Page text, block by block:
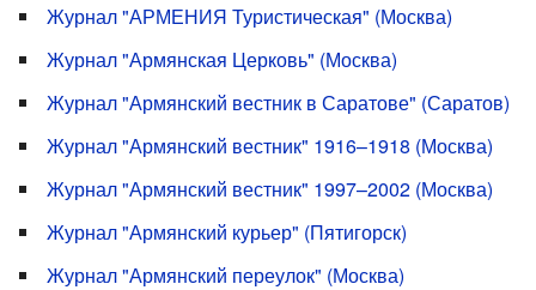
Журнал "АРМЕНИЯ Туристическая" (Москва)
Журнал "Армянская Церковь" (Москва)
Журнал "Армянский вестник в Саратове" (Саратов)
Журнал "Армянский вестник" 1916–1918 (Москва)
Журнал "Армянский вестник" 1997–2002 (Москва)
Журнал "Армянский курьер" (Пятигорск)
Журнал "Армянский переулок" (Москва)